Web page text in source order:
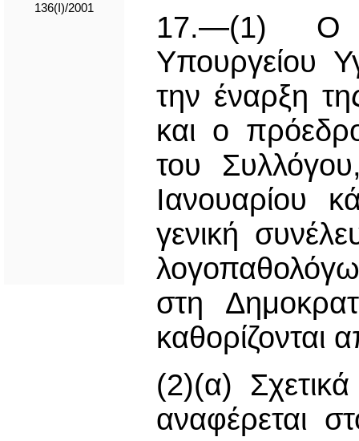
136(I)/2001
17.—(1) Ο
Υπουργείου
την έναρξη
και ο
του
Ιανουαρίου
γενική
στη
καθορίζονται
(2)(α)
αναφέρεται